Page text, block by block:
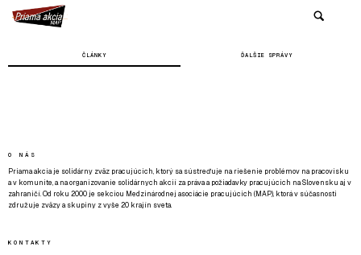
ČLÁNKY ĎALŠIE SPRÁVY
O NÁS
Priama akcia je solidárny zväz pracujúcich, ktorý sa sústreďuje na riešenie problémov na pracovisku
a v komunite, a na organizovanie solidárnych akcií za práva a požiadavky pracujúcich na Slovensku aj v
zahraničí. Od roku 2000 je sekciou Medzinárodnej asociácie pracujúcich (MAP), ktorá v súčasnosti
združuje zväzy a skupiny z vyše 20 krajín sveta.
KONTAKTY